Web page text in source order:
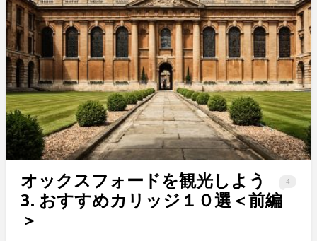
4
オックスフォードを観光しよう
3. おすすめカリッジ１０選＜前編
＞